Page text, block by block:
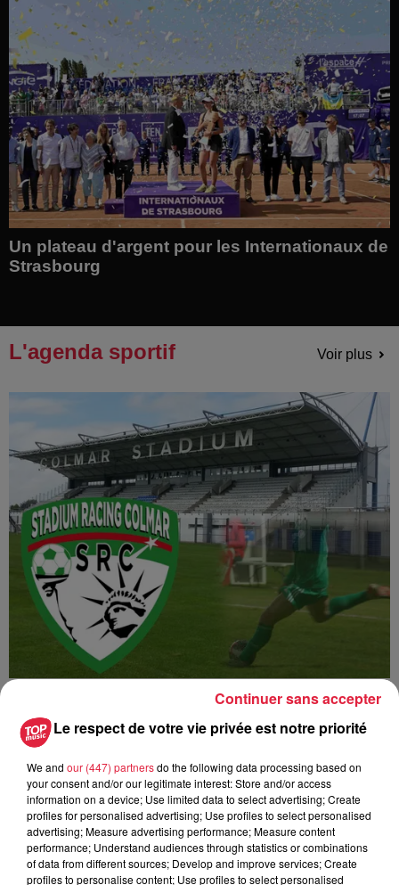
Un plateau d'argent pour les Internationaux de
Strasbourg
L'agenda sportif Voir plus
Match SR Colmar / US Créteil Football
Le respect de votre vie privée est notre priorité
We and our (447) partnersdo the following data processing based on
your consent and/or our legitimate interest: Store and/or access
information on a device; Use limited data to select advertising; Create
profiles for personalised advertising; Use profiles to select personalised
advertising; Measure advertising performance; Measure content
performance; Understand audiences through statistics or combinations
of data from different sources; Develop and improve services; Create
profiles to personalise content; Use profiles to select personalised
Continuer sans accepter